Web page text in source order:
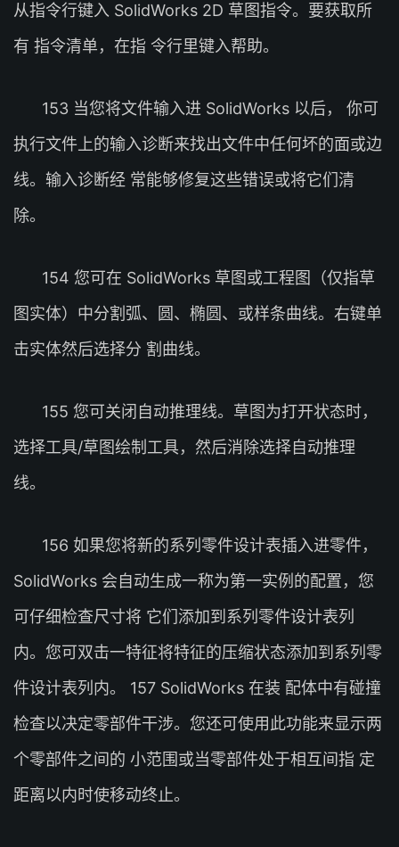
从指令行键入 SolidWorks 2D 草图指令。要获取所
有 指令清单，在指 令行里键入帮助。
153 当您将文件输入进 SolidWorks 以后， 你可
执行文件上的输入诊断来找出文件中任何坏的面或边
线。输入诊断经 常能够修复这些错误或将它们清
除。
154 您可在 SolidWorks 草图或工程图（仅指草
图实体）中分割弧、圆、椭圆、或样条曲线。右键单
击实体然后选择分 割曲线。
155 您可关闭自动推理线。草图为打开状态时，
选择工具/草图绘制工具，然后消除选择自动推理
线。
156 如果您将新的系列零件设计表插入进零件，
SolidWorks 会自动生成一称为第一实例的配置，您
可仔细检查尺寸将 它们添加到系列零件设计表列
内。您可双击一特征将特征的压缩状态添加到系列零
件设计表列内。 157 SolidWorks 在装 配体中有碰撞
检查以决定零部件干涉。您还可使用此功能来显示两
个零部件之间的 小范围或当零部件处于相互间指 定
距离以内时使移动终止。